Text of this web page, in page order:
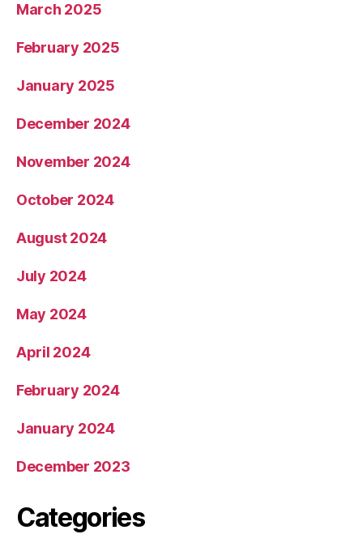
March 2025
February 2025
January 2025
December 2024
November 2024
October 2024
August 2024
July 2024
May 2024
April 2024
February 2024
January 2024
December 2023
Categories